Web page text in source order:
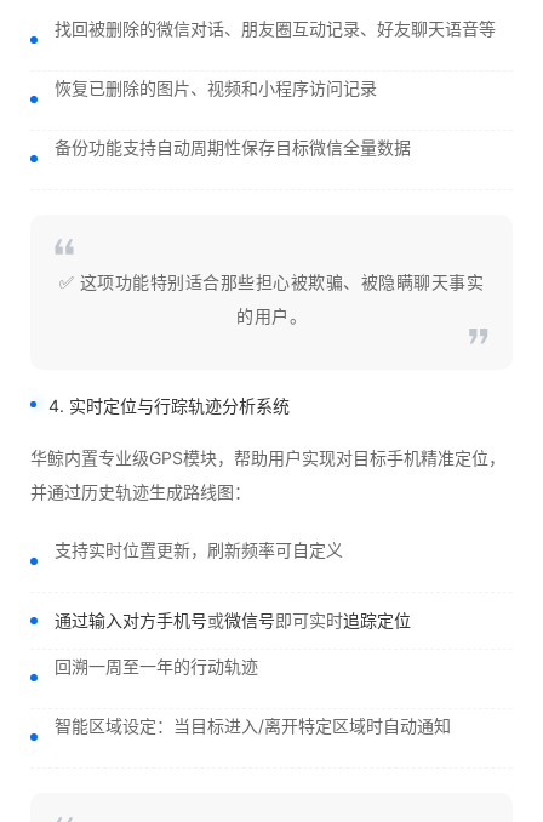
找回被删除的微信对话、朋友圈互动记录、好友聊天语音等
恢复已删除的图片、视频和小程序访问记录
备份功能支持自动周期性保存目标微信全量数据
✅ 这项功能特别适合那些担心被欺骗、被隐瞒聊天事实
的用户。
4. 实时定位与行踪轨迹分析系统
华鲸内置专业级GPS模块，帮助用户实现对目标手机精准定位，
并通过历史轨迹生成路线图：
支持实时位置更新，刷新频率可自定义
通过输入对方手机号或微信号即可实时追踪定位
回溯一周至一年的行动轨迹
智能区域设定：当目标进入/离开特定区域时自动通知